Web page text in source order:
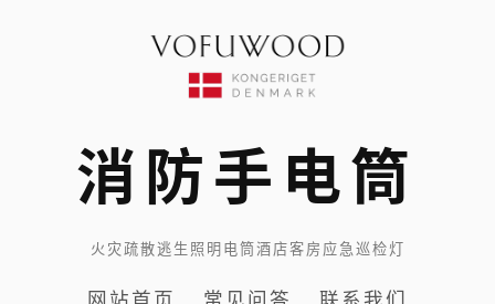
消防手电筒
火灾疏散逃生照明电筒酒店客房应急巡检灯
网站首页 常见问答 联系我们